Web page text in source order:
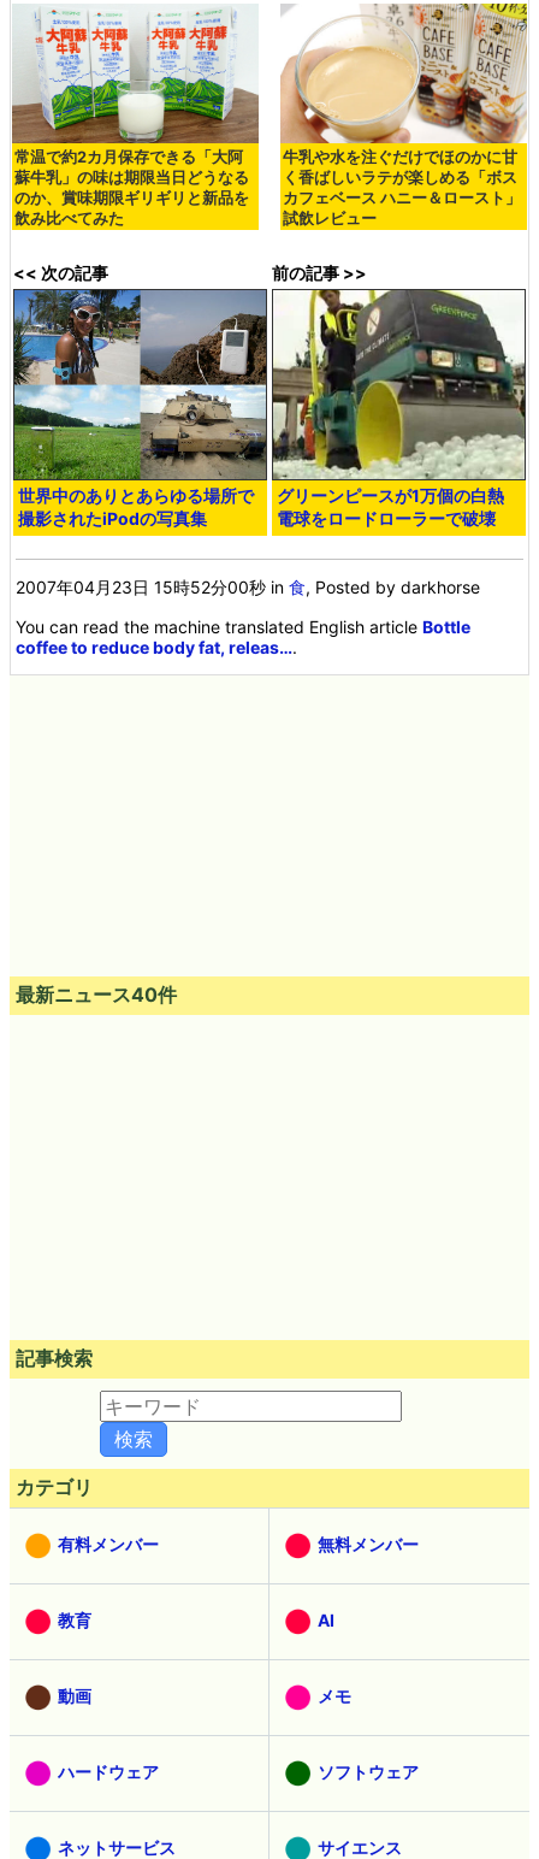
常温で約2カ月保存できる「大阿
蘇牛乳」の味は期限当日どうなる
のか、賞味期限ギリギリと新品を
飲み比べてみた
牛乳や水を注ぐだけでほのかに甘
く香ばしいラテが楽しめる「ボス
カフェベース ハニー＆ロースト」
試飲レビュー
<< 次の記事
世界中のありとあらゆる場所で
撮影されたiPodの写真集
前の記事 >>
グリーンピースが1万個の白熱
電球をロードローラーで破壊
2007年04月23日 15時52分00秒 in食, Posted by darkhorse
You can read the machine translated English articleBottle
coffee to reduce body fat, releas….
最新ニュース40件
記事検索
カテゴリ
有料メンバー 無料メンバー
教育 AI
動画 メモ
ハードウェア ソフトウェア
ネットサービス サイエンス